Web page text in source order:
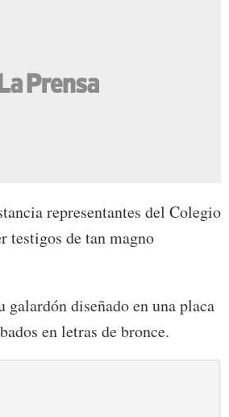
representantes del Colegio
testigos de tan magno
galardón diseñado en una placa
en letras de bronce.